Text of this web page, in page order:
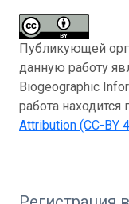
Публикующей
данную работу
Biogeographic
работа находится
Attribution (CC-BY